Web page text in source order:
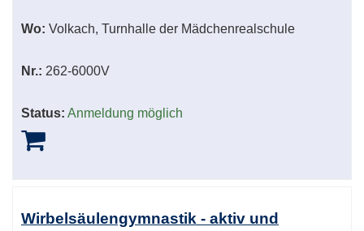
Wo: Volkach, Turnhalle der Mädchenrealschule
Nr.: 262-6000V
Status: Anmeldung möglich
Wirbelsäulengymnastik - aktiv und